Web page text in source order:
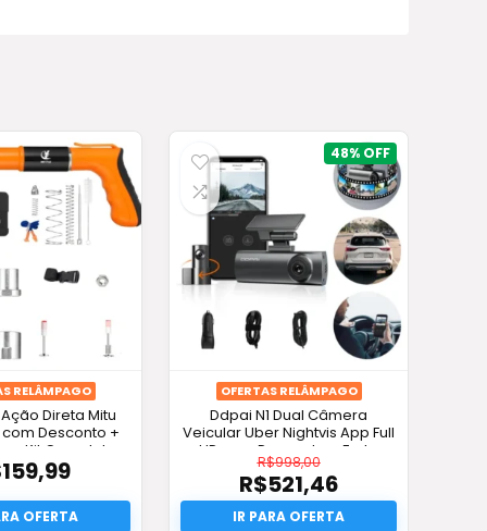
RELÂMPAGO
Direta Mitu
com Desconto +
+ Kit Completo
159,99
48%
OFERTAS RELÂMPAGO
Ddpai N1 Dual Câmera
Veicular Uber Nightvis App Full
HD com Desconto e Frete
Grátis!
R$998,00
O
preço
R$521,46
O